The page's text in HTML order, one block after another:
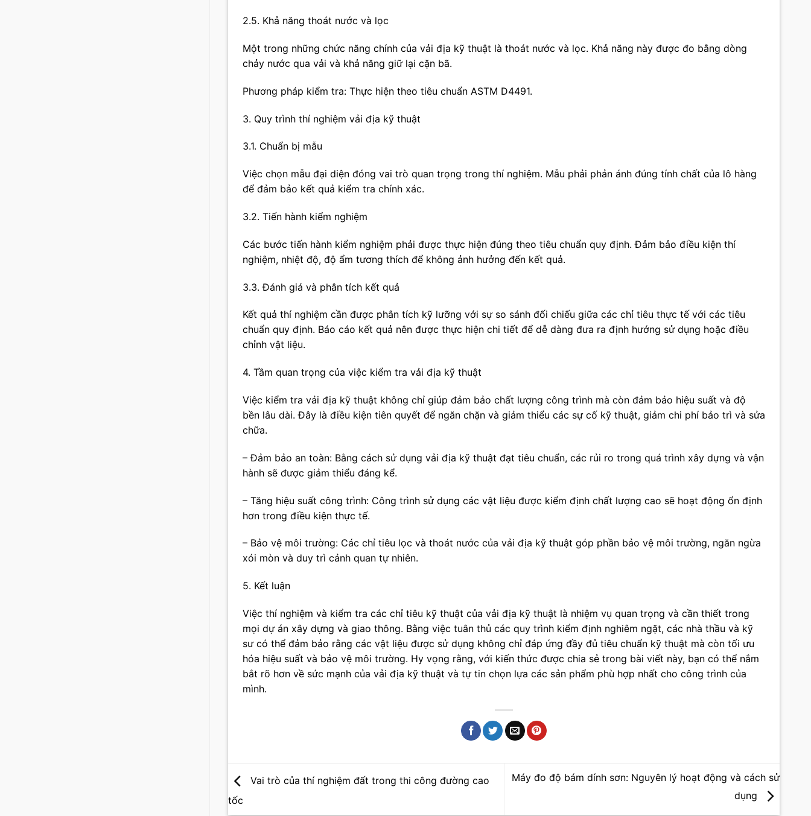
2.5. Khả năng thoát nước và lọc
Một trong những chức năng chính của vải địa kỹ thuật là thoát nước và lọc. Khả năng này được đo bằng dòng
chảy nước qua vải và khả năng giữ lại cặn bã.
Phương pháp kiểm tra: Thực hiện theo tiêu chuẩn ASTM D4491.
3. Quy trình thí nghiệm vải địa kỹ thuật
3.1. Chuẩn bị mẫu
Việc chọn mẫu đại diện đóng vai trò quan trọng trong thí nghiệm. Mẫu phải phản ánh đúng tính chất của lô hàng
để đảm bảo kết quả kiểm tra chính xác.
3.2. Tiến hành kiểm nghiệm
Các bước tiến hành kiểm nghiệm phải được thực hiện đúng theo tiêu chuẩn quy định. Đảm bảo điều kiện thí
nghiệm, nhiệt độ, độ ẩm tương thích để không ảnh hưởng đến kết quả.
3.3. Đánh giá và phân tích kết quả
Kết quả thí nghiệm cần được phân tích kỹ lưỡng với sự so sánh đối chiếu giữa các chỉ tiêu thực tế với các tiêu
chuẩn quy định. Báo cáo kết quả nên được thực hiện chi tiết để dễ dàng đưa ra định hướng sử dụng hoặc điều
chỉnh vật liệu.
4. Tầm quan trọng của việc kiểm tra vải địa kỹ thuật
Việc kiểm tra vải địa kỹ thuật không chỉ giúp đảm bảo chất lượng công trình mà còn đảm bảo hiệu suất và độ
bền lâu dài. Đây là điều kiện tiên quyết để ngăn chặn và giảm thiểu các sự cố kỹ thuật, giảm chi phí bảo trì và sửa
chữa.
– Đảm bảo an toàn: Bằng cách sử dụng vải địa kỹ thuật đạt tiêu chuẩn, các rủi ro trong quá trình xây dựng và vận
hành sẽ được giảm thiểu đáng kể.
– Tăng hiệu suất công trình: Công trình sử dụng các vật liệu được kiểm định chất lượng cao sẽ hoạt động ổn định
hơn trong điều kiện thực tế.
– Bảo vệ môi trường: Các chỉ tiêu lọc và thoát nước của vải địa kỹ thuật góp phần bảo vệ môi trường, ngăn ngừa
xói mòn và duy trì cảnh quan tự nhiên.
5. Kết luận
Việc thí nghiệm và kiểm tra các chỉ tiêu kỹ thuật của vải địa kỹ thuật là nhiệm vụ quan trọng và cần thiết trong
mọi dự án xây dựng và giao thông. Bằng việc tuân thủ các quy trình kiểm định nghiêm ngặt, các nhà thầu và kỹ
sư có thể đảm bảo rằng các vật liệu được sử dụng không chỉ đáp ứng đầy đủ tiêu chuẩn kỹ thuật mà còn tối ưu
hóa hiệu suất và bảo vệ môi trường. Hy vọng rằng, với kiến thức được chia sẻ trong bài viết này, bạn có thể nắm
bắt rõ hơn về sức mạnh của vải địa kỹ thuật và tự tin chọn lựa các sản phẩm phù hợp nhất cho công trình của
mình.
Vai trò của thí nghiệm đất trong thi công đường cao
tốc
Máy đo độ bám dính sơn: Nguyên lý hoạt động và cách sử
dụng